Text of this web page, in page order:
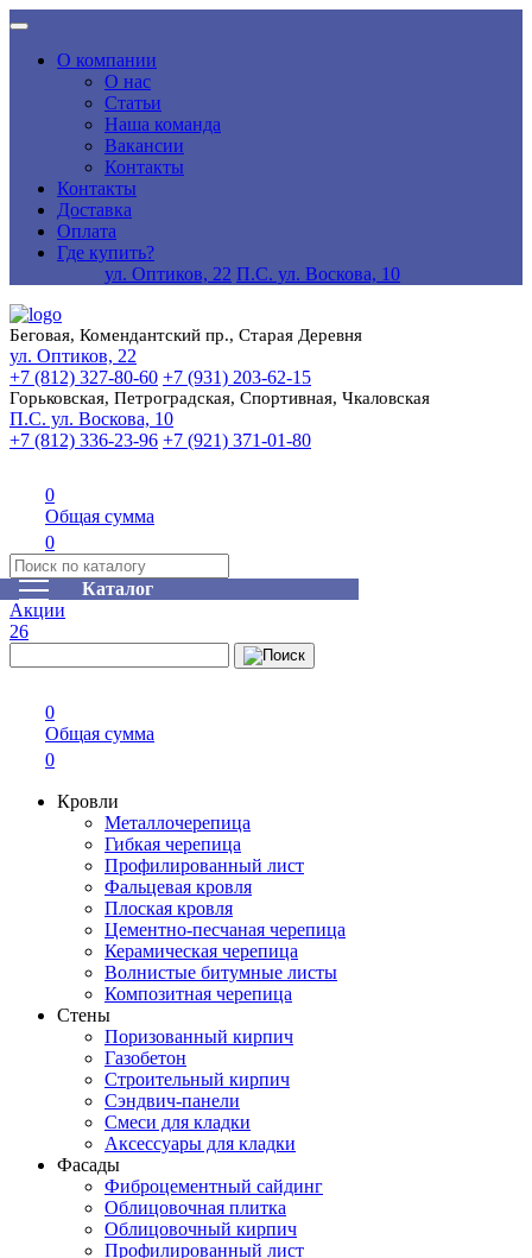
О компании
О нас
Статьи
Наша команда
Вакансии
Контакты
Контакты
Доставка
Оплата
Где купить?
ул. Оптиков, 22 П.С. ул. Воскова, 10
Беговая, Комендантский пр., Старая Деревня
ул. Оптиков, 22
+7 (812) 327-80-60 +7 (931) 203-62-15
Горьковская, Петроградская, Спортивная, Чкаловская
П.С. ул. Воскова, 10
+7 (812) 336-23-96 +7 (921) 371-01-80
0
Общая сумма
0
Каталог
Акции
26
0
Общая сумма
0
Кровли
Металлочерепица
Гибкая черепица
Профилированный лист
Фальцевая кровля
Плоская кровля
Цементно-песчаная черепица
Керамическая черепица
Волнистые битумные листы
Композитная черепица
Стены
Поризованный кирпич
Газобетон
Строительный кирпич
Сэндвич-панели
Смеси для кладки
Аксессуары для кладки
Фасады
Фиброцементный сайдинг
Облицовочная плитка
Облицовочный кирпич
Профилированный лист